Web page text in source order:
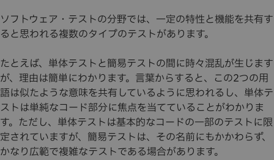
ソフトウェア・テストの分野では、一定の特性と機能を共有す
ると思われる複数のタイプのテストがあります。
たとえば、単体テストと簡易テストの間に時々混乱が生じます
が、理由は簡単にわかります。言葉からすると、この2つの用
語は似たような意味を共有しているように思われるし、単体テ
ストは単純なコード部分に焦点を当てていることがわかりま
す。ただし、単体テストは基本的なコードの一部のテストに限
定されていますが、簡易テストは、その名前にもかかわらず、
かなり広範で複雑なテストである場合があります。